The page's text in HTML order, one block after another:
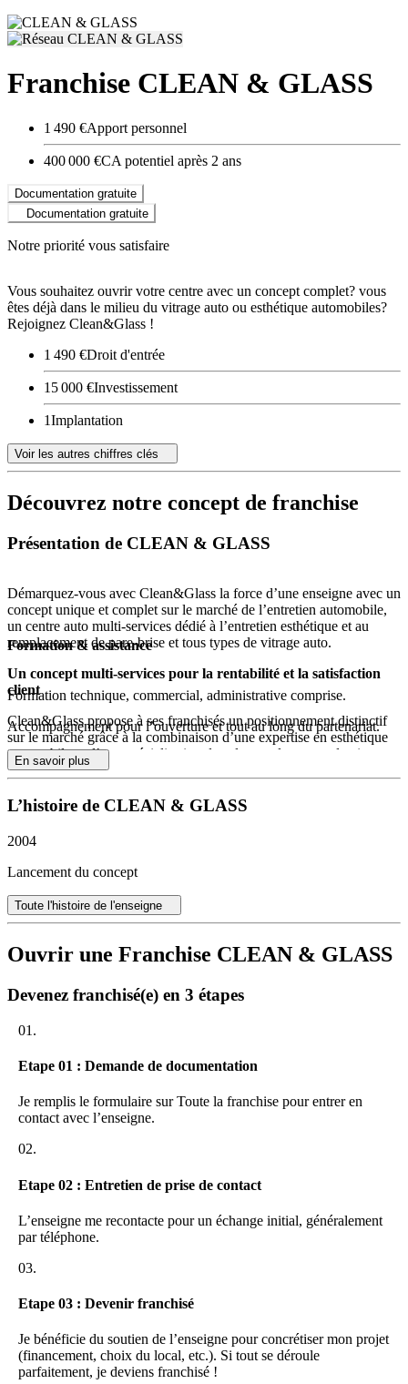
Franchise CLEAN & GLASS
1 490 €Apport personnel
400 000 €CA potentiel après 2 ans
Documentation gratuite
Documentation gratuite
Notre priorité vous satisfaire
Vous souhaitez ouvrir votre centre avec un concept complet? vous
êtes déjà dans le milieu du vitrage auto ou esthétique automobiles?
Rejoignez Clean&Glass !
1 490 €Droit d'entrée
15 000 €Investissement
1Implantation
Voir les autres chiffres clés
Découvrez notre concept de franchise
Présentation de CLEAN & GLASS
Démarquez-vous avec Clean&Glass la force d’une enseigne avec un
concept unique et complet sur le marché de l’entretien automobile,
un centre auto multi-services dédié à l’entretien esthétique et au
remplacement de pare-brise et tous types de vitrage auto.
Un concept multi-services pour la rentabilité et la satisfaction
client
Clean&Glass propose à ses franchisés un positionnement distinctif
sur le marché grâce à la combinaison d’une expertise en esthétique
automobile et d’une spécialisation dans le remplacement de vitrage
(pare-brise, glaces latérales, lunettes arrières et optiques). Ce format
diversifiée, qu’il s’agisse de particuliers soucieux de l’apparence de
Un accompagnement complet pour assurer le lancement des
franchisés
L’enseigne a développé des outils et processus afin d’accompagner
chaque franchisé dans toutes les étapes : de la constitution du
du centre. Les nouveaux entrants bénéficient d’une formation
technique approfondie, en plus d’un accompagnement commercial
l’esthétique. Clean&Glass propose une centrale d’achat, des outils
pour la location d’un véhicule de courtoisie.
Formation initiale complète technique, commerciale et
administrative
Suivi quotidien et outils de gestion dédiés
Aide à la prise en charge administrative avec les assureurs
Des conditions d’accès simples et transparence financière
Le droit d’entrée de 1 490 € inclut le kit de démarrage, et
redevance publicitaire, tandis que les royalties sont fixes et affichées
à 0 €. Clean&Glass vise la transparence sur l’ensemble des coûts,
attendu de 400 000 € après 2 ans atteste du potentiel de croissance,
Droit d’entrée : 1 490 € (kit inclus)
Investissement global : 15 000 €
Royalties : 0 €
Redevance publicitaire : 0 €
Formation & assistance
Formation technique, commercial, administrative comprise.
Accompagnement pour l’ouverture et tout au long du partenariat.
En savoir plus
L’histoire de CLEAN & GLASS
2004
Lancement du concept
Toute l'histoire de l'enseigne
Ouvrir une Franchise CLEAN & GLASS
Devenez franchisé(e) en 3 étapes
01.
Etape 01 : Demande de documentation
Je remplis le formulaire sur Toute la franchise pour entrer en
contact avec l’enseigne.
02.
Etape 02 : Entretien de prise de contact
L’enseigne me recontacte pour un échange initial, généralement
par téléphone.
03.
Etape 03 : Devenir franchisé
Je bénéficie du soutien de l’enseigne pour concrétiser mon projet
(financement, choix du local, etc.). Si tout se déroule
parfaitement, je deviens franchisé !